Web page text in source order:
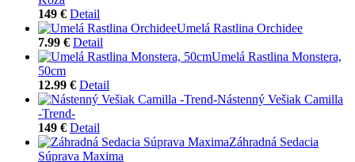
149 € Detail
Umelá Rastlina Orchidee
7.99 € Detail
Umelá Rastlina Monstera,
50cm
12.99 € Detail
Nástenný Vešiak Camilla
-Trend-
149 € Detail
Záhradná Sedacia
Súprava Maxima